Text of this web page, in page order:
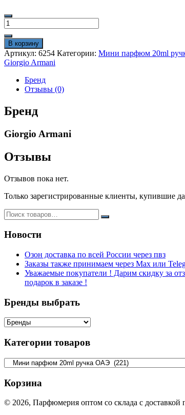
Количество
товара
Пробники
духов
20ml
Giorgio
Armani
“Stronger
You”
для
ОАЭ
В корзину
Артикул: 6254 Категории: Мини парфюм 20ml
Giorgio Armani
Бренд
Отзывы (0)
Бренд
Giorgio Armani
Отзывы
Отзывов пока нет.
Только зарегистрированные клиенты, купившие
Новости
Озон доставка по всей России через пвз
Заказы также принимаем через Max или
Уважаемые покупатели ! Дарим скидку за
подарок в заказе !
Бренды выбрать
Категории товаров
Корзина
© 2026, Парфюмерия оптом со склада с